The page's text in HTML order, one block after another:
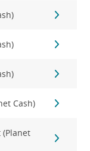
Cash)
(Planet